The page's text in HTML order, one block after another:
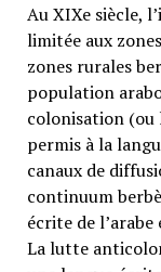
Au XIXe siècle,
limitée aux
zones rurales
population
colonisation
permis à la
canaux de
continuum
écrite de
La lutte